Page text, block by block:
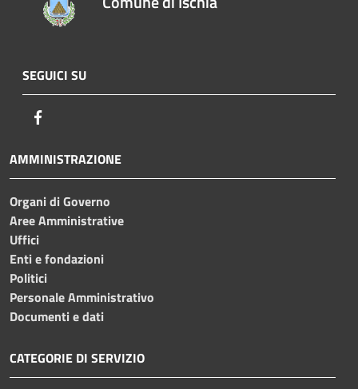
SEGUICI SU
AMMINISTRAZIONE
Organi di Governo
Aree Amministrative
Uffici
Enti e fondazioni
Politici
Personale Amministrativo
Documenti e dati
CATEGORIE DI SERVIZIO